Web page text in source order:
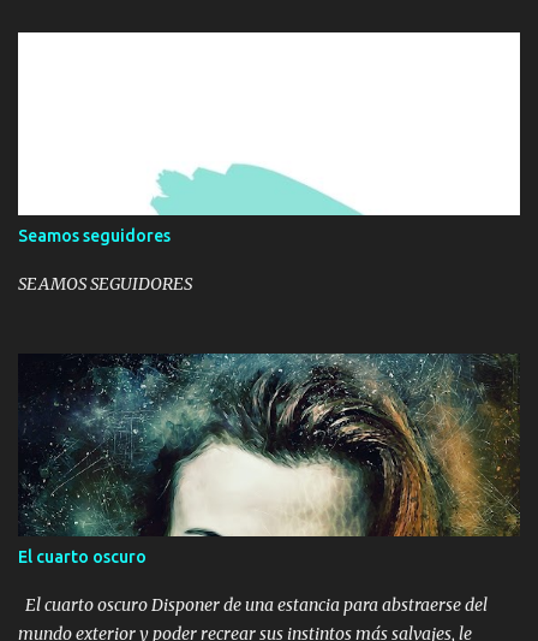
o
Seamos seguidores
SEAMOS SEGUIDORES
El cuarto oscuro
El cuarto oscuro Disponer de una estancia para abstraerse del
mundo exterior y poder recrear sus instintos más salvajes, le